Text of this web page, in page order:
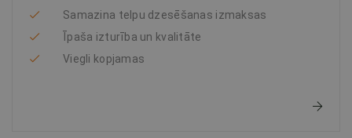
Samazina telpu dzesēšanas izmaksas
Īpaša izturība un kvalitāte
Viegli kopjamas